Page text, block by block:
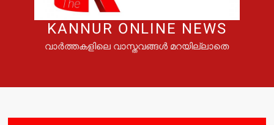
KANNUR ONLINE NEWS
വാർത്തകളിലെ വാസ്തവങ്ങൾ മറയില്ലാതെ